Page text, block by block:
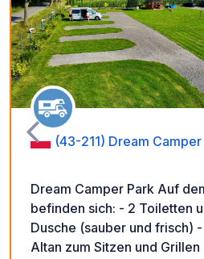
(43-211) Dream Camper
Dream Camper Park Auf
befinden sich: - 2 Toiletten
Dusche (sauber und frisch)
Altan zum Sitzen und Grillen